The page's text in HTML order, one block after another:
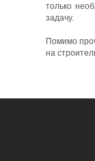
только
задачу.
Помимо
на